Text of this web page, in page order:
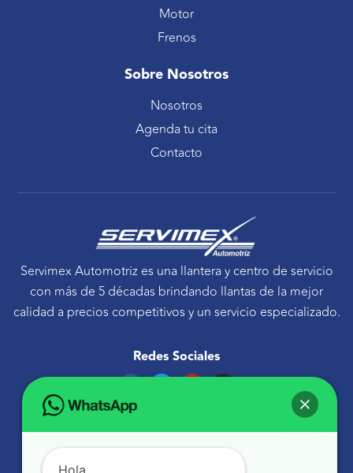
Motor
Frenos
Sobre Nosotros
Nosotros
Agenda tu cita
Contacto
Servimex Automotriz es una llantera y centro de servicio
con más de 5 décadas brindando llantas de la mejor
calidad a precios competitivos y un servicio especializado.
Redes Sociales
F
c
e
o
o
T
e
r
Y
b
e
I
g
r
Avenida Tecnológico 30 Sur Querétaro, Qro.
Hola,